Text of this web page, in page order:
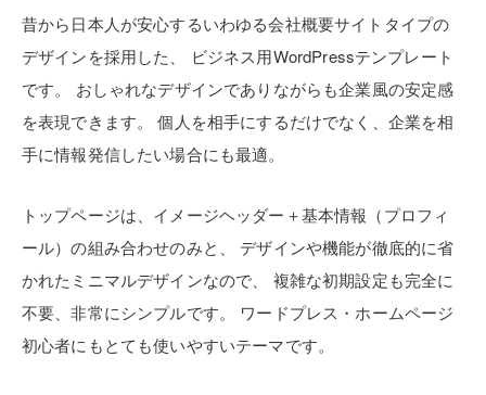
昔から日本人が安心するいわゆる会社概要サイトタイプの
デザインを採用した、
ビジネス用WordPressテンプレート
です。
おしゃれなデザインでありながらも企業風の安定感
を表現できます。
個人を相手にするだけでなく、企業を相
手に情報発信したい場合にも最適。
トップページは、イメージヘッダー＋基本情報（プロフィ
ール）の組み合わせのみと、
デザインや機能が徹底的に省
かれたミニマルデザインなので、
複雑な初期設定も完全に
不要、非常にシンプルです。
ワードプレス・ホームページ
初心者にもとても使いやすいテーマです。